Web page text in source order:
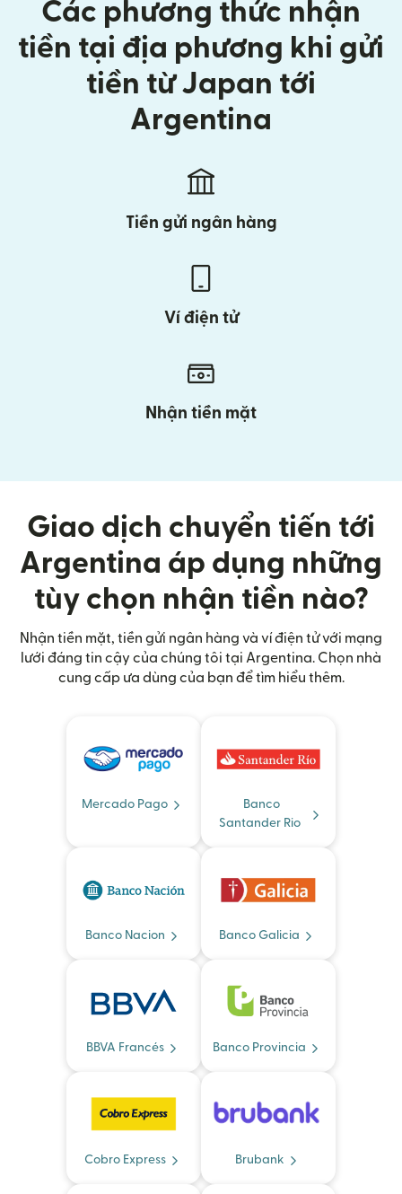
Các phương thức nhận
tiền tại địa phương khi gửi
tiền từ Japan tới
Argentina
Tiền gửi ngân hàng
Ví điện tử
Nhận tiền mặt
Giao dịch chuyển tiến tới
Argentina áp dụng những
tùy chọn nhận tiền nào?
Nhận tiền mặt, tiền gửi ngân hàng và ví điện tử với mạng
lưới đáng tin cậy của chúng tôi tại Argentina. Chọn nhà
cung cấp ưa dùng của bạn để tìm hiểu thêm.
Mercado Pago
Banco
Santander Rio
Banco Nacion Banco Galicia
BBVA Francés Banco Provincia
Cobro Express Brubank